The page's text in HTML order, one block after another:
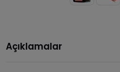
Açıklamalar